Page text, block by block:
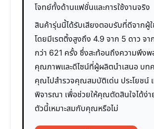
โจทย์ทั้งด้านแฟชั่นและการใช้งานจริง
สินค้ารุ่นนี้ได้รับเสียงตอบรับที่ดีจากผู้
โดยมีเรตติ้งสูงถึง 4.9 จาก 5 ดาว จ
กว่า 621 ครั้ง ซึ่งสะท้อนถึงความพึงพ
คุณภาพและดีไซน์ที่ผู้ผลิตนำเสนอ บท
คุณไปสำรวจคุณสมบัติเด่น ประโยชน์
พิจารณา เพื่อช่วยให้คุณตัดสินใจได้ง่า
ตัวนี้เหมาะสมกับคุณหรือไม่